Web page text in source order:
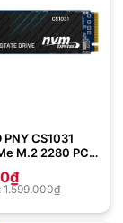
CS1031
M.2 2280 PCIe
₫
1.599.000₫